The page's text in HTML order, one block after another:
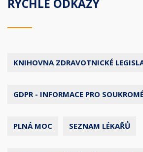
RYCHLÉ ODKAZY
KNIHOVNA ZDRAVOTNICKÉ
GDPR - INFORMACE PRO
PLNÁ MOC SEZNAM LÉKAŘŮ